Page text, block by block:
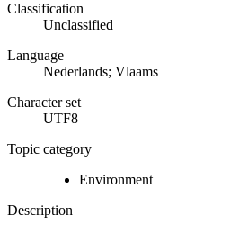
Classification
Unclassified
Language
Nederlands; Vlaams
Character set
UTF8
Topic category
Environment
Description